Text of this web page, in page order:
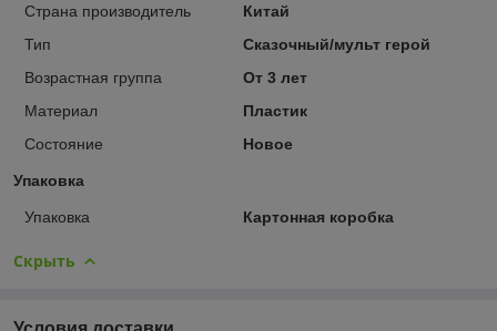
Страна производитель
Китай
Тип
Сказочный/мульт герой
Возрастная группа
От 3 лет
Материал
Пластик
Состояние
Новое
Упаковка
Упаковка Картонная коробка
Скрыть